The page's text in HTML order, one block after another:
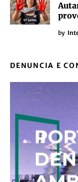
by
DENUNCIA E